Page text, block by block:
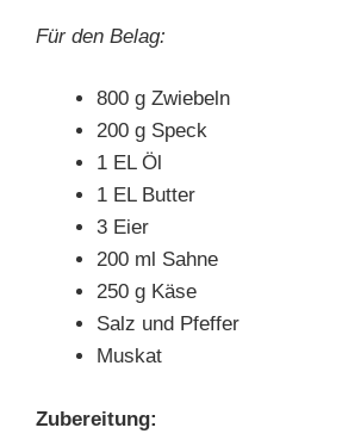
Für den Belag:
800 g Zwiebeln
200 g Speck
1 EL Öl
1 EL Butter
3 Eier
200 ml Sahne
250 g Käse
Salz und Pfeffer
Muskat
Zubereitung: